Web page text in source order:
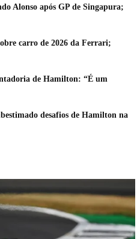
Alonso após GP de Singapura;
carro de 2026 da Ferrari;
de Hamilton: “É um
desafios de Hamilton na